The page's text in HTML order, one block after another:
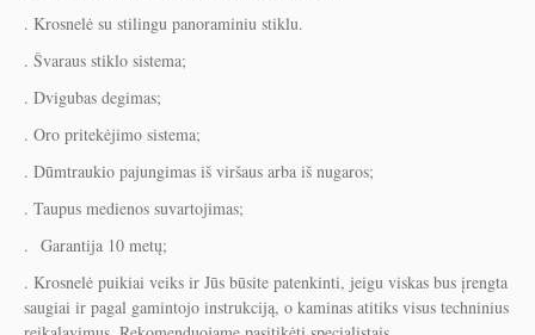
. Krosnelė su stilingu panoraminiu stiklu.
. Švaraus stiklo sistema;
. Dvigubas degimas;
. Oro pritekėjimo sistema;
. Dūmtraukio pajungimas iš viršaus arba iš nugaros;
. Taupus medienos suvartojimas;
. Garantija 10 metų;
. Krosnelė puikiai veiks ir Jūs būsite patenkinti, jeigu viskas bus įrengta
saugiai ir pagal gamintojo instrukciją, o kaminas atitiks visus techninius